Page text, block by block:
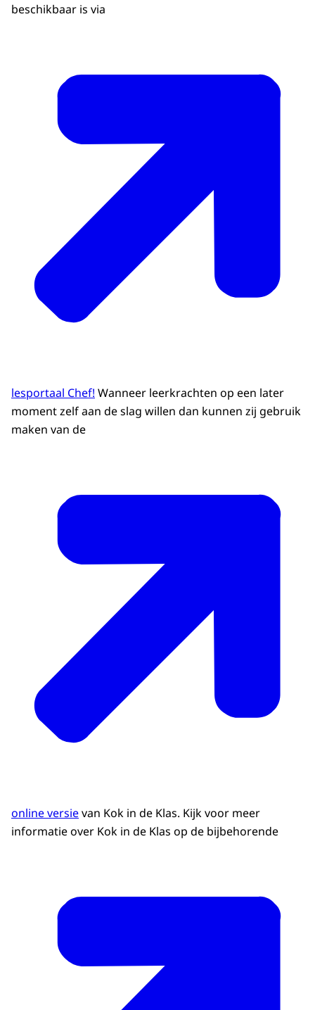
beschikbaar is via
lesportaal Chef! Wanneer leerkrachten op een later
moment zelf aan de slag willen dan kunnen zij gebruik
maken van de
online versievan Kok in de Klas. Kijk voor meer
informatie over Kok in de Klas op de bijbehorende